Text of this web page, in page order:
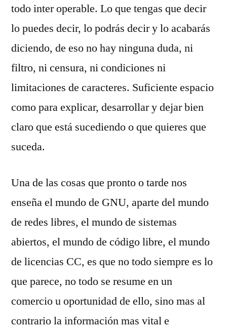
todo inter operable. Lo que tengas que decir
lo puedes decir, lo podrás decir y lo acabarás
diciendo, de eso no hay ninguna duda, ni
filtro, ni censura, ni condiciones ni
limitaciones de caracteres. Suficiente espacio
como para explicar, desarrollar y dejar bien
claro que está sucediendo o que quieres que
suceda.
Una de las cosas que pronto o tarde nos
enseña el mundo de GNU, aparte del mundo
de redes libres, el mundo de sistemas
abiertos, el mundo de código libre, el mundo
de licencias CC, es que no todo siempre es lo
que parece, no todo se resume en un
comercio u oportunidad de ello, sino mas al
contrario la información mas vital e